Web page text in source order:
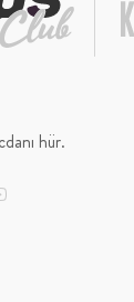
hür.